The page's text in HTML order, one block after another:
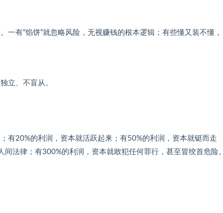
一有“馅饼”就忽略风险，无视赚钱的根本逻辑；有些懂又装不懂，
立、不盲从。
有20%的利润，资本就活跃起来；有50%的利润，资本就铤而走
法律；有300%的利润，资本就敢犯任何罪行，甚至冒绞首危险。